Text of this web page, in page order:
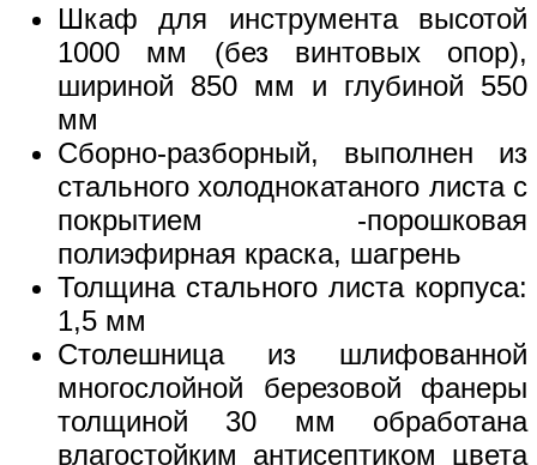
Шкаф для инструмента высотой
1000 мм (без винтовых опор),
шириной 850 мм и глубиной 550
мм
Сборно-разборный, выполнен из
стального холоднокатаного листа с
покрытием -порошковая
полиэфирная краска, шагрень
Толщина стального листа корпуса:
1,5 мм
Столешница из шлифованной
многослойной березовой фанеры
толщиной 30 мм обработана
влагостойким антисептиком цвета